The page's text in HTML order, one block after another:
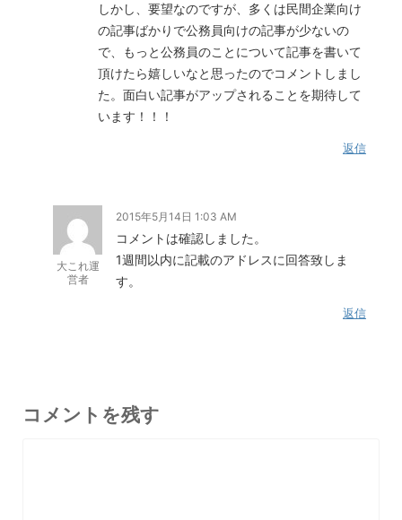
しかし、要望なのですが、多くは民間企業向け
の記事ばかりで公務員向けの記事が少ないの
で、もっと公務員のことについて記事を書いて
頂けたら嬉しいなと思ったのでコメントしまし
た。面白い記事がアップされることを期待して
います！！！
返信
大これ運
営者
2015年5月14日 1:03 AM
コメントは確認しました。
1週間以内に記載のアドレスに回答致しま
す。
返信
コメントを残す